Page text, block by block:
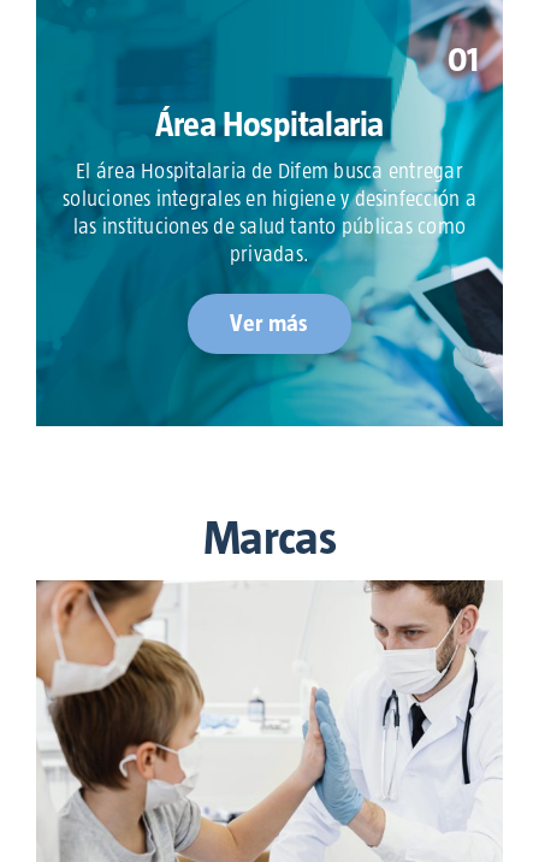
01
Área Hospitalaria
El área Hospitalaria de Difem busca entregar
soluciones integrales en higiene y desinfección a
las instituciones de salud tanto públicas como
privadas.
Ver más
Marcas